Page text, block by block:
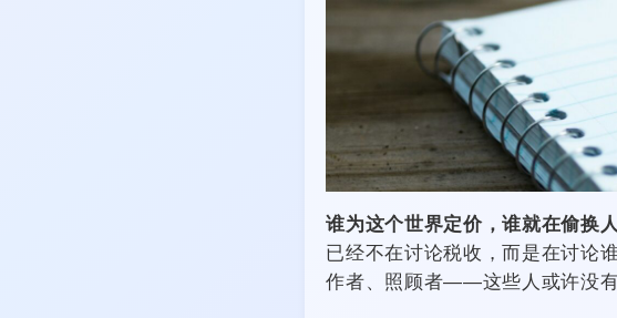
谁为这个世界定价，谁就在偷换人
已经不在讨论税收，而是在讨论
作者、照顾者——这些人或许没有